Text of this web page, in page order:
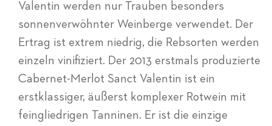
Valentin werden nur Trauben besonders
sonnenverwöhnter Weinberge verwendet. Der
Ertrag ist extrem niedrig, die Rebsorten werden
einzeln vinifiziert. Der 2013 erstmals produzierte
Cabernet-Merlot Sanct Valentin ist ein
erstklassiger, äußerst komplexer Rotwein mit
feingliedrigen Tanninen. Er ist die einzige